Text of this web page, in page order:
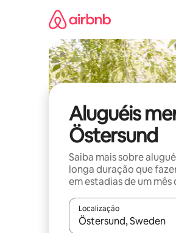
Aluguéis
Östersund
Saiba mais sobre
longa duração que
em estadias de um mês
Localização
Quando os resultados